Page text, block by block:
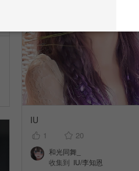
IU
1 20
和光同舞_
收集到 IU/李知恩